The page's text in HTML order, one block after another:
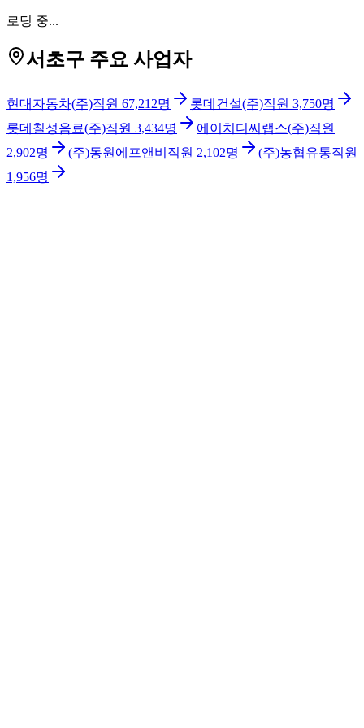
로딩 중...
서초구 주요 사업자
현대자동차(주)직원 67,212명 롯데건설(주)직원 3,750명
롯데칠성음료(주)직원 3,434명 에이치디씨랩스(주)직원
2,902명 (주)동원에프앤비 직원 2,102명 (주)농협유통직원
1,956명